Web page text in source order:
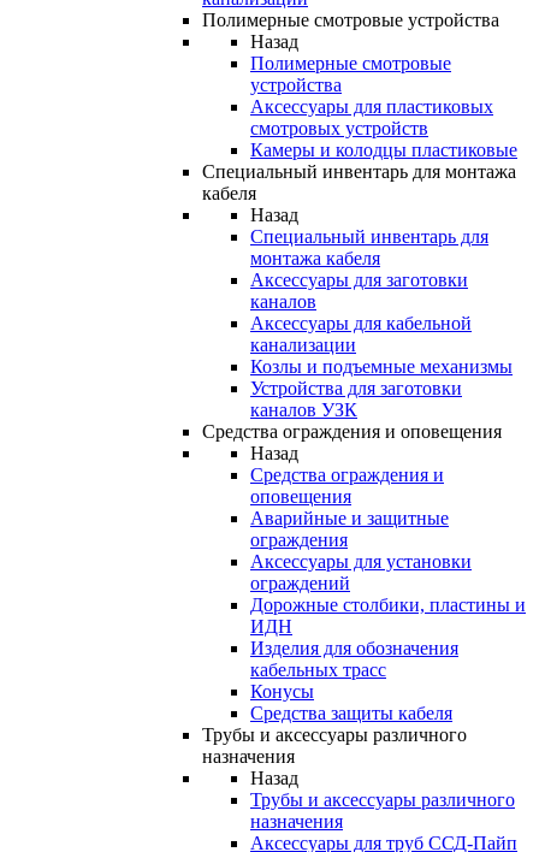
Полимерные смотровые устройства
Назад
Полимерные смотровые
устройства
Аксессуары для пластиковых
смотровых устройств
Камеры и колодцы пластиковые
Специальный инвентарь для монтажа
кабеля
Назад
Специальный инвентарь для
монтажа кабеля
Аксессуары для заготовки
каналов
Аксессуары для кабельной
канализации
Козлы и подъемные механизмы
Устройства для заготовки
каналов УЗК
Средства ограждения и оповещения
Назад
Средства ограждения и
оповещения
Аварийные и защитные
ограждения
Аксессуары для установки
ограждений
Дорожные столбики, пластины и
ИДН
Изделия для обозначения
кабельных трасс
Конусы
Средства защиты кабеля
Трубы и аксессуары различного
назначения
Назад
Трубы и аксессуары различного
назначения
Аксессуары для труб ССД-Пайп